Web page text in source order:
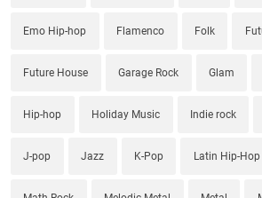
Emo Hip-hop Flamenco Folk
Future House Garage Rock Glam
Hip-hop Holiday Music Indie rock
J-pop Jazz K-Pop Latin Hip-Hop